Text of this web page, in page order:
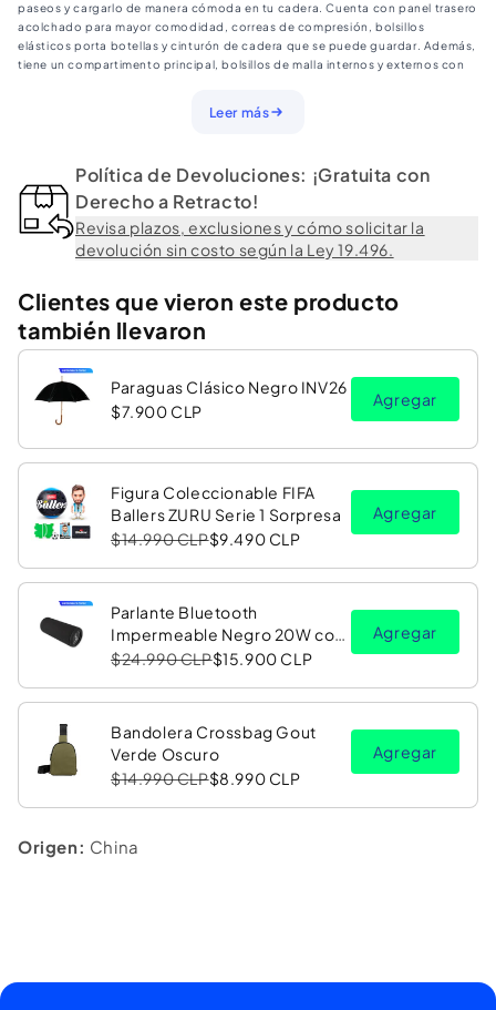
paseos y cargarlo de manera cómoda en tu cadera. Cuenta con panel trasero
acolchado para mayor comodidad, correas de compresión, bolsillos
elásticos porta botellas y cinturón de cadera que se puede guardar. Además,
tiene un compartimento principal, bolsillos de malla internos y externos con
Medidas: 17x37x10 cm.
Peso: 680 grs.
Leer más
Política de Devoluciones: ¡Gratuita con
Derecho a Retracto!
Revisa plazos, exclusiones y cómo solicitar la
devolución sin costo según la Ley 19.496.
Clientes que vieron este producto
también llevaron
Paraguas Clásico Negro INV26
$7.900 CLP
Agregar
Figura Coleccionable FIFA
Ballers ZURU Serie 1 Sorpresa
$14.990 CLP$9.490 CLP
Agregar
Parlante Bluetooth
Impermeable Negro 20W con
Luz LED RGB PV26 Copec
$24.990 CLP$15.900 CLP
Agregar
Bandolera Crossbag Gout
Verde Oscuro
$14.990 CLP$8.990 CLP
Agregar
Origen: China